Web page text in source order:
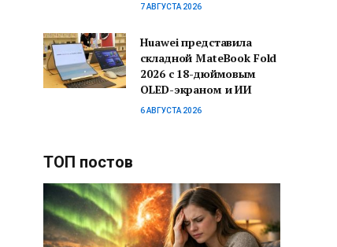
7 АВГУСТА 2026
Huawei представила
складной MateBook Fold
2026 с 18-дюймовым
OLED-экраном и ИИ
6 АВГУСТА 2026
ТОП постов